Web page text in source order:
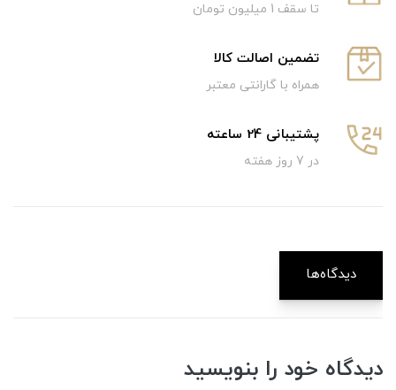
تا سقف 1 میلیون تومان
تضمین اصالت کالا
همراه با گارانتی معتبر
پشتیبانی 24 ساعته
در 7 روز هفته
دیدگاه‌ها
دیدگاه خود را بنویسید